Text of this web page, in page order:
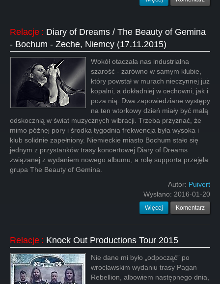
Relacje : Diary of Dreams / The Beauty of Gemina
- Bochum - Zeche, Niemcy (17.11.2015)
Wokół otaczała nas industrialna
szarość - zarówno w samym klubie,
który powstał w murach nieczynnej już
kopalni, a dokładniej w cechowni, jak i
poza nią. Dwa zapowiedziane występy
na ten wtorkowy dzień miały być małą
odskocznią w świat muzycznych wibracji. Trzeba przyznać, że
mimo późnej pory i środka tygodnia frekwencja była wysoka i
klub solidnie zapełniony. Niemieckie miasto Bochum stało się
jednym z przystanków trasy koncertowej Diary of Dreams
związanej z wydaniem nowego albumu, a rolę supporta przejęła
grupa The Beauty of Gemina.
Autor: Puivert
Wysłano: 2016-01-20
Więcej Komentarz
Relacje : Knock Out Productions Tour 2015
Nie dane mi było „odpocząć” po
wrocławskim wydaniu trasy Pagan
Rebellion, albowiem następnego dnia,